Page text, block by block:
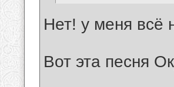
Нет! у меня всё
Вот эта песня